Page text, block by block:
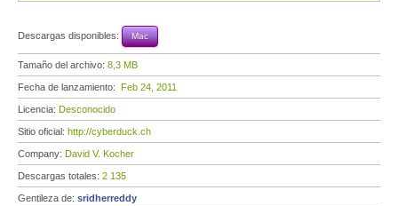
Descargas disponibles: Mac
Tamaño del archivo: 8,3 MB
Fecha de lanzamiento: Feb 24, 2011
Licencia: Desconocido
Sitio oficial: http://cyberduck.ch
Company: David V. Kocher
Descargas totales: 2 135
Gentileza de: sridherreddy